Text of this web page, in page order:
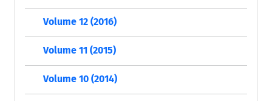
Volume 12 (2016)
Volume 11 (2015)
Volume 10 (2014)